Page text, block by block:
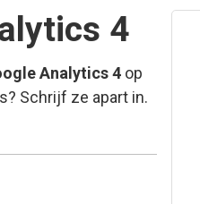
4
Analytics 4op
Schrijf ze apart in.